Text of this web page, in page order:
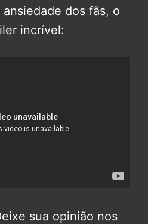
dos fãs, o
incrível:
sua opinião nos